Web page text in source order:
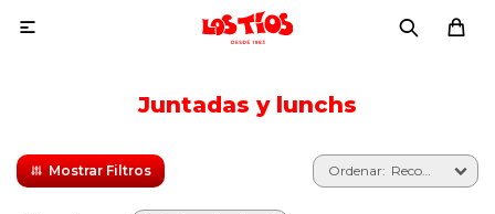

Juntadas y lunchs
Recomendados